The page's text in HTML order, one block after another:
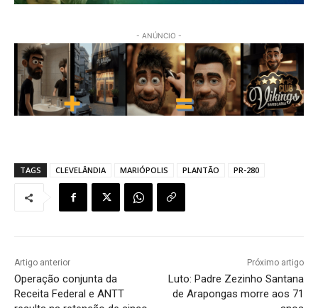
- ANÚNCIO -
TAGS CLEVELÂNDIA MARIÓPOLIS PLANTÃO PR-280
Artigo anterior
Operação conjunta da
Receita Federal e ANTT
Próximo artigo
Luto: Padre Zezinho Santana
de Arapongas morre aos 71